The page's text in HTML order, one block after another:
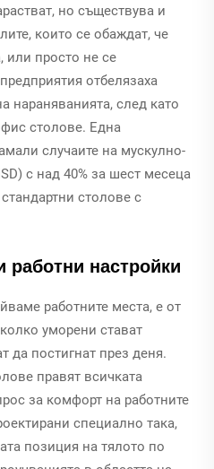
но съществува и
които се обаждат, че
или просто не се
отбелязаха
нараняванията, след като
столове. Една
случаите на мускулно-
с над 40% за шест месеца
столове с
работни настройки
работните места, е от
уморени стават
да постигнат през деня.
правят всичката
за комфорт на работните
специално така,
позиция на тялото по